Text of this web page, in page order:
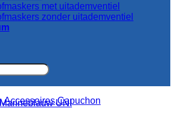
met uitademventiel
zonder uitademventiel